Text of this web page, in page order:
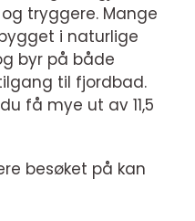
tryggere. Mange
i naturlige
byr på både
til fjordbad.
få mye ut av 11,5
besøket på kan